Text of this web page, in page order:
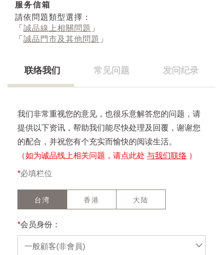
服务信箱
請依問題類型選擇：
「 誠品線上相關問題 」
「 誠品門市及其他問題 」
联络我们 常见问题 发问纪录
我们非常重视您的意见，也很乐意解答您的问题，请
提供以下资讯，帮助我们能尽快处理及回覆，谢谢您
的配合，并祝您有个充实而愉快的阅读生活。
（如为诚品线上相关问题，请点此处 与我们联络 ）
*必填栏位
台湾 香港 大陆
*会员身份：
一般顧客(非會員)